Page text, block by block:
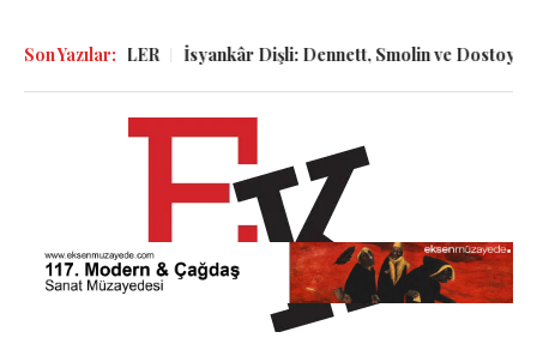
Son Yazılar:İsyankâr Dişli: Dennett, Smolin ve Dostoyevski’nin